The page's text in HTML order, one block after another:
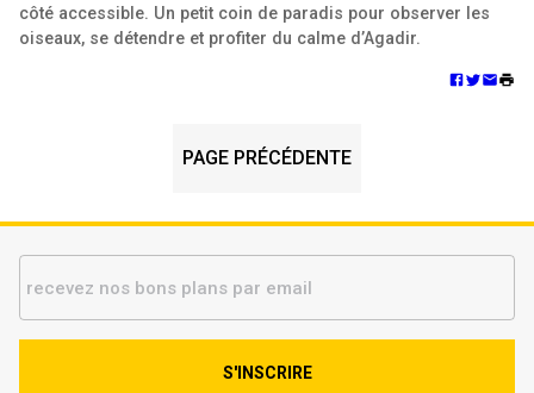
côté accessible. Un petit coin de paradis pour observer les
oiseaux, se détendre et profiter du calme d’Agadir.
PAGE PRÉCÉDENTE
S'INSCRIRE